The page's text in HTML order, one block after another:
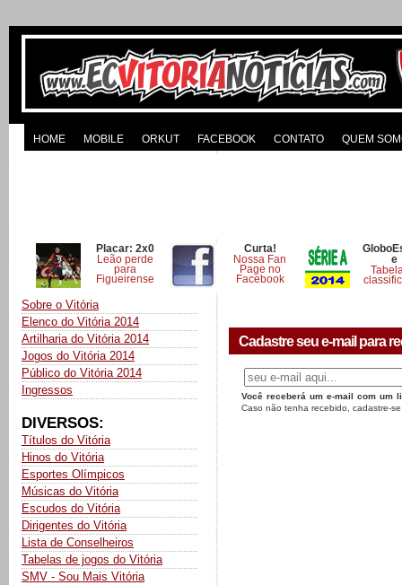
HOME MOBILE ORKUT FACEBOOK CONTATO QUEM
Placar: 2x0
Leão perde
para
Figueirense
Curta!
Nossa Fan
Page no
Facebook
e
Sobre o Vitória
Elenco do Vitória 2014
Artilharia do Vitória 2014
Jogos do Vitória 2014
Público do Vitória 2014
Ingressos
DIVERSOS:
Títulos do Vitória
Hinos do Vitória
Esportes Olímpicos
Músicas do Vitória
Escudos do Vitória
Dirigentes do Vitória
Lista de Conselheiros
Tabelas de jogos do Vitória
SMV - Sou Mais Vitória
Cadastre seu e-mail para
Você receberá um e-mail com um
Caso não tenha recebido, cadastre-